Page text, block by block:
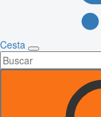
Cesta